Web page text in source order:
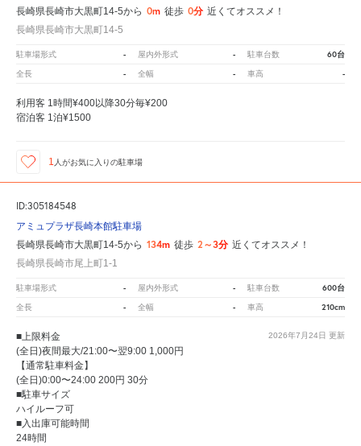
長崎県長崎市大黒町14-5から 0m 徒歩 0分 近くてオススメ！
長崎県長崎市大黒町14-5
駐車場形式 - 屋内外形式 - 駐車台数 60台
全長 - 全幅 - 車高 -
利用客 1時間¥400以降30分毎¥200
宿泊客 1泊¥1500
1 人がお気に入りの駐車場
ID:305184548
アミュプラザ長崎本館駐車場
長崎県長崎市大黒町14-5から 134m 徒歩 2～3分 近くてオススメ！
長崎県長崎市尾上町1-1
駐車場形式 - 屋内外形式 - 駐車台数 600台
全長 - 全幅 - 車高 210cm
2026年7月24日 更新
■上限料金
(全日)夜間最大/21:00〜翌9:00 1,000円
【通常駐車料金】
(全日)0:00〜24:00 200円 30分
■駐車サイズ
ハイルーフ可
■入出庫可能時間
24時間